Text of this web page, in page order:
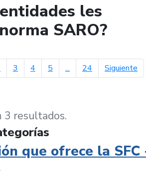
les
SARO?
3 4 5 ... 24 Siguiente
3 resultados.
que ofrece la SFC